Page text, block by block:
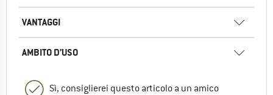
VANTAGGI
AMBITO D’USO
Sì, consiglierei questo articolo a un amico